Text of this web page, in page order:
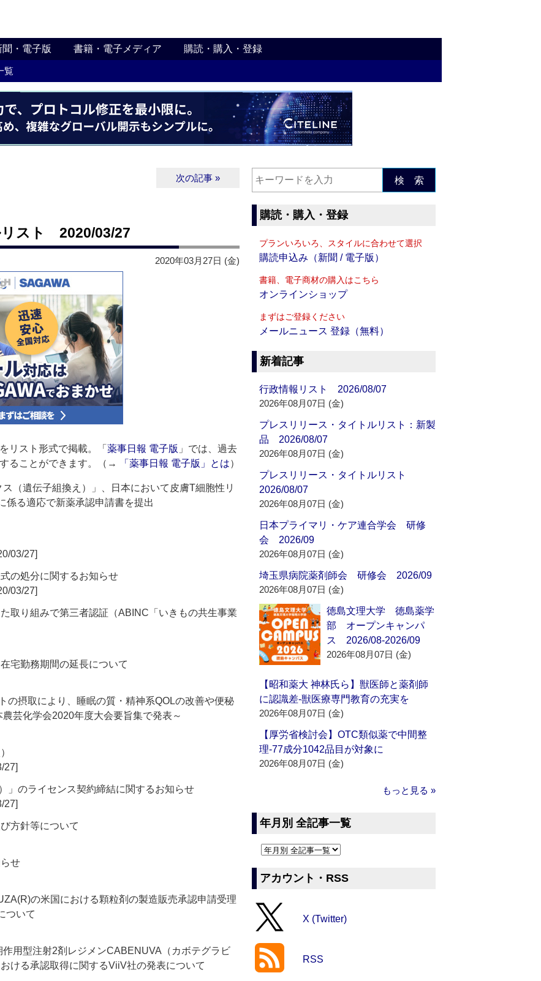
聞・電子版 書籍・電子メディア 購読・購入・登録
覧
次の記事 »
リスト 2020/03/27
2020年03月27日 (金)
リスト形式で掲載。「 薬事日報 電子版 」では、過去
ることができます。（→
「薬事日報 電子版」とは）
（遺伝子組換え）」、日本において皮膚T細胞性リ
係る適応で新薬承認申請書を提出
03/27]
の処分に関するお知らせ
03/27]
取り組みで第三者認証（ABINC「いきもの共生事業
宅勤務期間の延長について
の摂取により、睡眠の質・精神系QOLの改善や便秘
芸化学会2020年度大会要旨集で発表～
27]
」のライセンス契約締結に関するお知らせ
27]
方針等について
せ
の米国における顆粒剤の製造販売承認申請受理
ついて
用型注射2剤レジメンCABENUVA（カボテグラビ
ける承認取得に関するViiV社の発表について
検 索
購読・購入・登録
プランいろいろ、スタイルに合わせて選択
購読申込み（新聞 / 電子版）
書籍、電子商材の購入はこちら
オンラインショップ
まずはご登録ください
メールニュース 登録（無料）
新着記事
行政情報リスト 2026/08/07
2026年08月07日 (金)
プレスリリース・タイトルリスト：新製
品 2026/08/07
2026年08月07日 (金)
プレスリリース・タイトルリスト
2026/08/07
2026年08月07日 (金)
日本プライマリ・ケア連合学会 研修
会 2026/09
2026年08月07日 (金)
埼玉県病院薬剤師会 研修会 2026/09
2026年08月07日 (金)
徳島文理大学 徳島薬学
部 オープンキャンパ
ス 2026/08-2026/09
2026年08月07日 (金)
【昭和薬大 神林氏ら】獣医師と薬剤師
に認識差‐獣医療専門教育の充実を
2026年08月07日 (金)
【厚労省検討会】OTC類似薬で中間整
理‐77成分1042品目が対象に
2026年08月07日 (金)
もっと見る »
年月別 全記事一覧
アカウント・RSS
X (Twitter)
RSS